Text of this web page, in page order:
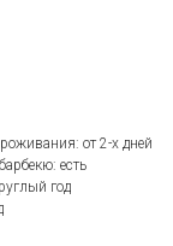
от 2-х дней
есть
год